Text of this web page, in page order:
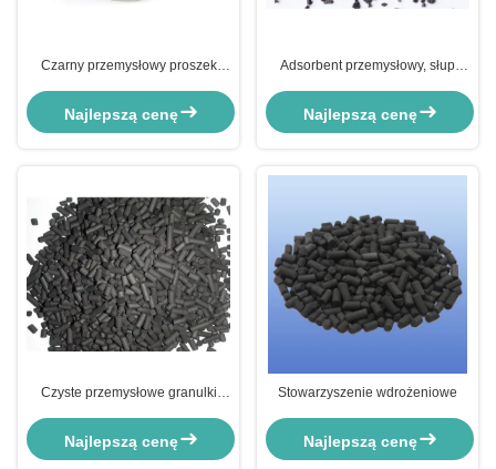
Czarny przemysłowy proszek
poprawy jakości wody
Najlepszą cenę
Adsorbent przemysłowy, słup
filtracja, oczyszczenie wody
Najlepszą cenę
Czyste przemysłowe granulki
absorbujące substancje
niebezpieczne
Najlepszą cenę
Stowarzyszenie wdrożeniowe
Najlepszą cenę